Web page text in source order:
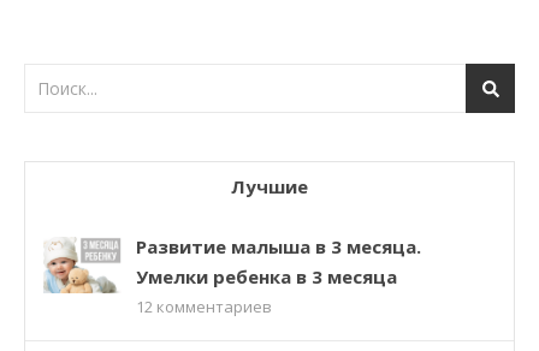
Лучшие
Развитие малыша в 3 месяца.
Умелки ребенка в 3 месяца
12 комментариев